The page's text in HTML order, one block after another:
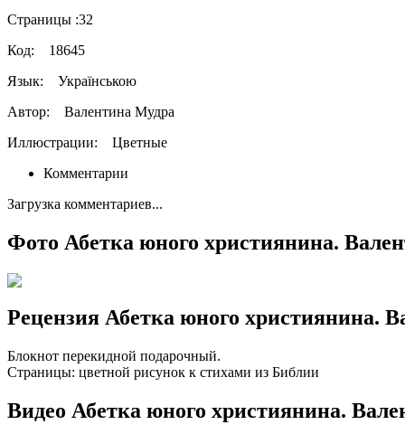
Страницы :32
Код: 18645
Язык: Українською
Автор:
Валентина Мудра
Иллюстрации: Цветные
Комментарии
Загрузка комментариев...
Фото Абетка юного християнина.
Рецензия Абетка юного християнина.
Блокнот перекидной подарочный.
Страницы: цветной рисунок к стихами из Библии
Видео Абетка юного християнина.